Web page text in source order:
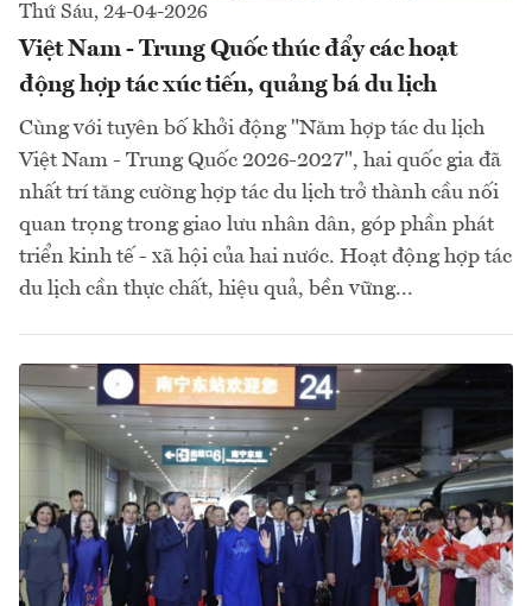
Thứ Sáu, 24-04-2026
Việt Nam - Trung Quốc thúc đẩy các hoạt
động hợp tác xúc tiến, quảng bá du lịch
Cùng với tuyên bố khởi động "Năm hợp tác du lịch
Việt Nam - Trung Quốc 2026-2027", hai quốc gia đã
nhất trí tăng cường hợp tác du lịch trở thành cầu nối
quan trọng trong giao lưu nhân dân, góp phần phát
triển kinh tế - xã hội của hai nước. Hoạt động hợp tác
du lịch cần thực chất, hiệu quả, bền vững...